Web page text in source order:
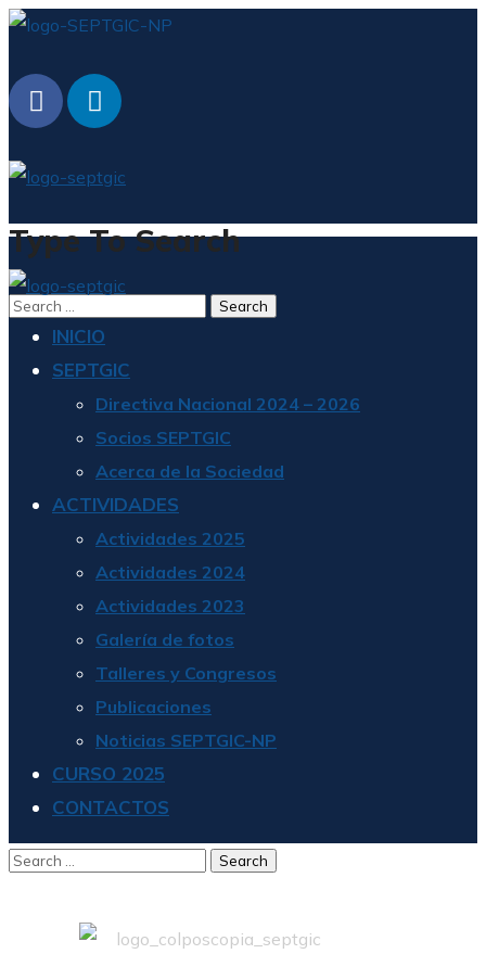
Type To Search
INICIO
SEPTGIC
Directiva Nacional 2024 – 2026
Socios SEPTGIC
Acerca de la Sociedad
ACTIVIDADES
Actividades 2025
Actividades 2024
Actividades 2023
Galería de fotos
Talleres y Congresos
Publicaciones
Noticias SEPTGIC-NP
CURSO 2025
CONTACTOS